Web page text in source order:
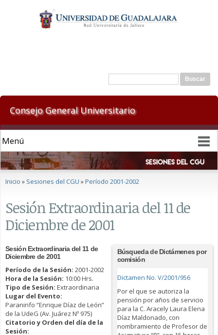
contenido
principal
Formulario de búsqueda
Buscar
Consejo General Universitario
Se encuentra usted aquí
Inicio » Sesiones del CGU »Período 2001-2002
Sesión Extraordinaria del 11 de
Diciembre de 2001
Sesión Extraordinaria del 11 de
Diciembre de 2001
Período de la Sesión: 2001-2002
Hora de la Sesión: 10:00 Hrs.
Tipo de Sesión: Extraordinaria
Lugar del Evento:
Paraninfo “Enrique Díaz de León”
de la UdeG (Av. Juárez Nº 975)
Citatorio y Orden del día de la
Sesión:
Búsqueda de Dictámenes por
comisión
Dictamen No. V/2001/956
Por el que se autoriza la
pensión por años de servicio
para la C. Aracely Laura Elena
Díaz Maldonado, con
nombramiento de Profesor de